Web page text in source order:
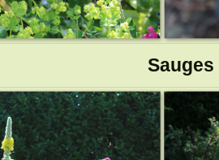
Sauges